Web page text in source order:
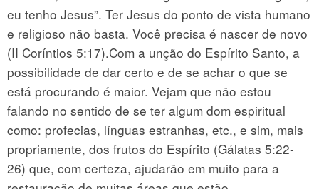
eu tenho Jesus”. Ter Jesus do ponto de vista humano
e religioso não basta. Você precisa é nascer de novo
(II Coríntios 5:17).Com a unção do Espírito Santo, a
possibilidade de dar certo e de se achar o que se
está procurando é maior. Vejam que não estou
falando no sentido de se ter algum dom espiritual
como: profecias, línguas estranhas, etc., e sim, mais
propriamente, dos frutos do Espírito (Gálatas 5:22-
26) que, com certeza, ajudarão em muito para a